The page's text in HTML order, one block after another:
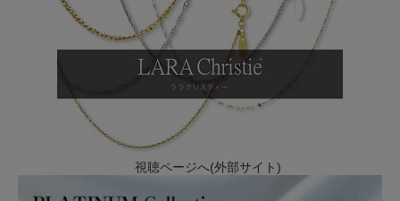
視聴ページへ(外部サイト)